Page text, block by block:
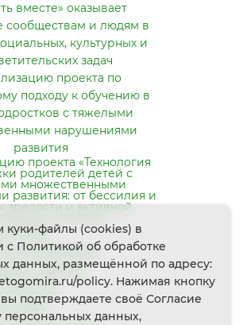
вместе» оказывает
сообществам и людям в
культурных и
задач
проекта по
подходу к обучению в
с тяжелыми
нарушениями
развития
проекта «Технология
родителей детей с
множественными
развития: от бессилия и
зрелости и активной
2023
в номинации
премии
вместе»
2025
файлы (cookies) в
с Политикой об обработке
данных, размещённой по адресу:
policy. Нажимая кнопку
подтверждаете своё Согласие
персональных данных,